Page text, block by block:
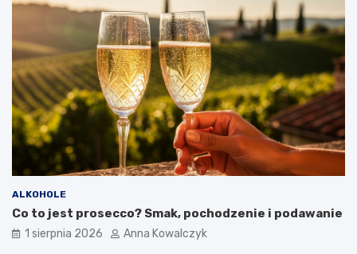
ALKOHOLE
Co to jest prosecco? Smak, pochodzenie i podawanie
1 sierpnia 2026 Anna Kowalczyk